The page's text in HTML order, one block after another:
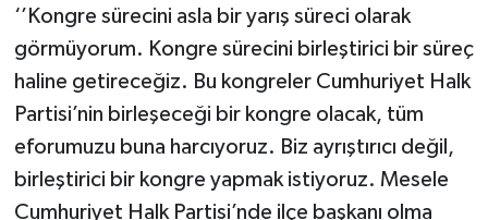
‘’Kongre sürecini asla bir yarış süreci olarak
görmüyorum. Kongre sürecini birleştirici bir süreç
haline getireceğiz. Bu kongreler Cumhuriyet Halk
Partisi’nin birleşeceği bir kongre olacak, tüm
eforumuzu buna harcıyoruz. Biz ayrıştırıcı değil,
birleştirici bir kongre yapmak istiyoruz. Mesele
Cumhuriyet Halk Partisi’nde ilçe başkanı olma